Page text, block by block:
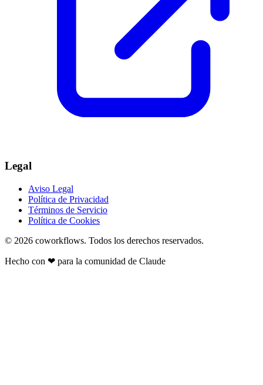
Legal
Aviso Legal
Política de Privacidad
Términos de Servicio
Política de Cookies
© 2026 coworkflows. Todos los derechos reservados.
Hecho con ❤ para la comunidad de Claude